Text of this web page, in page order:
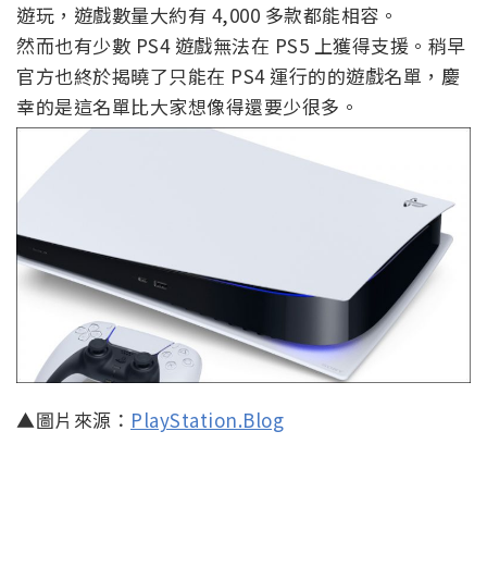
遊玩，遊戲數量大約有 4,000 多款都能相容。
然而也有少數 PS4 遊戲無法在 PS5 上獲得支援。稍早
官方也終於揭曉了只能在 PS4 運行的的遊戲名單，慶
幸的是這名單比大家想像得還要少很多。
▲圖片來源： PlayStation.Blog